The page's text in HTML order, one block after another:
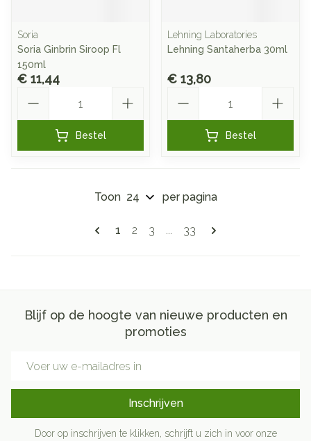
Soria
Soria Ginbrin Siroop Fl
150ml
€ 11,44
Bestel
Lehning Laboratories
Lehning Santaherba 30ml
€ 13,80
Bestel
Pagina's
U lees momenteel pagina
1 Pagina
2 Pagina
3 ... Pagina
33
Toon per pagina
Blijf op de hoogte van nieuwe producten en
promoties
Inschrijven
Door op inschrijven te klikken, schrijft u zich in voor onze